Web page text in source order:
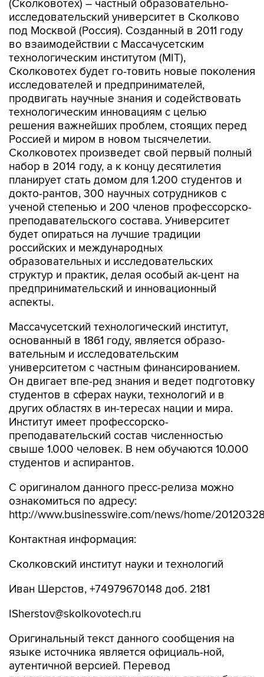
(Сколковотех) – частный образовательно-
исследовательский университет в Сколково
под Москвой (Россия). Созданный в 2011 году
во взаимодействии с Массачусетским
технологическим институтом (MIT),
Сколковотех будет го-товить новые поколения
исследователей и предпринимателей,
продвигать научные знания и содействовать
технологическим инновациям с целью
решения важнейших проблем, стоящих перед
Россией и миром в новом тысячелетии.
Сколковотех произведет свой первый полный
набор в 2014 году, а к концу десятилетия
планирует стать домом для 1.200 студентов и
докто-рантов, 300 научных сотрудников с
ученой степенью и 200 членов профессорско-
преподавательского состава. Университет
будет опираться на лучшие традиции
российских и международных
образовательных и исследовательских
структур и практик, делая особый ак-цент на
предпринимательский и инновационный
аспекты.
Массачусетский технологический институт,
основанный в 1861 году, является образо-
вательным и исследовательским
университетом с частным финансированием.
Он двигает впе-ред знания и ведет подготовку
студентов в сферах науки, технологий и в
других областях в ин-тересах нации и мира.
Институт имеет профессорско-
преподавательский состав численностью
свыше 1.000 человек. В нем обучаются 10.000
студентов и аспирантов.
С оригиналом данного пресс-релиза можно
ознакомиться по адресу:
http://www.businesswire.com/news/home/
Контактная информация:
Сколковский институт науки и технологий
Иван Шерстов, +74979670148 доб. 2181
ISherstov@skolkovotech.ru
Оригинальный текст данного сообщения на
языке источника является официаль-ной,
аутентичной версией. Перевод